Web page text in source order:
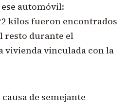
automóvil:
kilos fueron encontrados
resto durante el
vivienda vinculada con la
de semejante